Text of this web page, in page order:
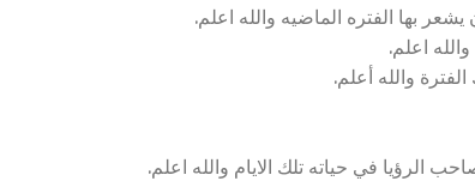
بها الفتره الماضيه والله اعلم.
اعلم.
والله أعلم.
الرؤيا في حياته تلك الايام والله اعلم.